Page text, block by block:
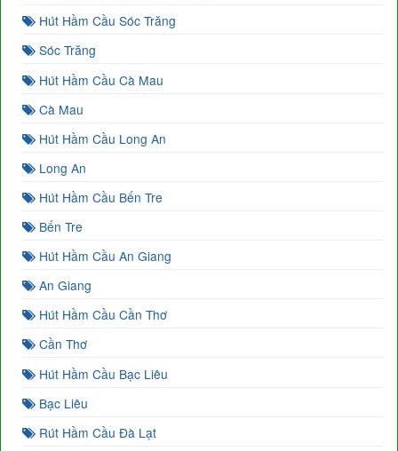
Hút Hầm Cầu Sóc Trăng
Sóc Trăng
Hút Hầm Cầu Cà Mau
Cà Mau
Hút Hầm Cầu Long An
Long An
Hút Hầm Cầu Bến Tre
Bến Tre
Hút Hầm Cầu An Giang
An Giang
Hút Hầm Cầu Cần Thơ
Cần Thơ
Hút Hầm Cầu Bạc Liêu
Bạc Liêu
Rút Hầm Cầu Đà Lạt